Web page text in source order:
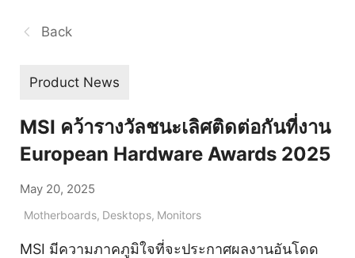
Back
Product News
MSI คว้ารางวัลชนะเลิศติดต่อกันที่งาน
European Hardware Awards 2025
May 20, 2025
Motherboards, Desktops, Monitors
MSI มีความภาคภูมิใจที่จะประกาศผลงานอันโดด